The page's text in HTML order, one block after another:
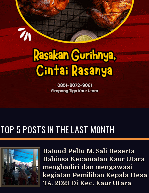
TOP 5 POSTS IN THE LAST MONTH
Batuud Peltu M. Sali Beserta
Babinsa Kecamatan Kaur Utara
menghadiri dan mengawasi
kegiatan Pemilihan Kepala Desa
TA. 2021 Di Kec. Kaur Utara